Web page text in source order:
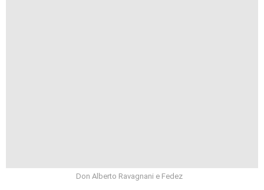
Don Alberto Ravagnani e Fedez